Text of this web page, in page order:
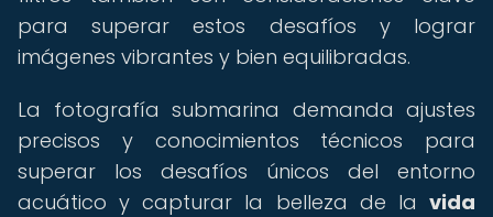
para superar estos desafíos y lograr
imágenes vibrantes y bien equilibradas.
La fotografía submarina demanda ajustes
precisos y conocimientos técnicos para
superar los desafíos únicos del entorno
acuático y capturar la belleza de la vida